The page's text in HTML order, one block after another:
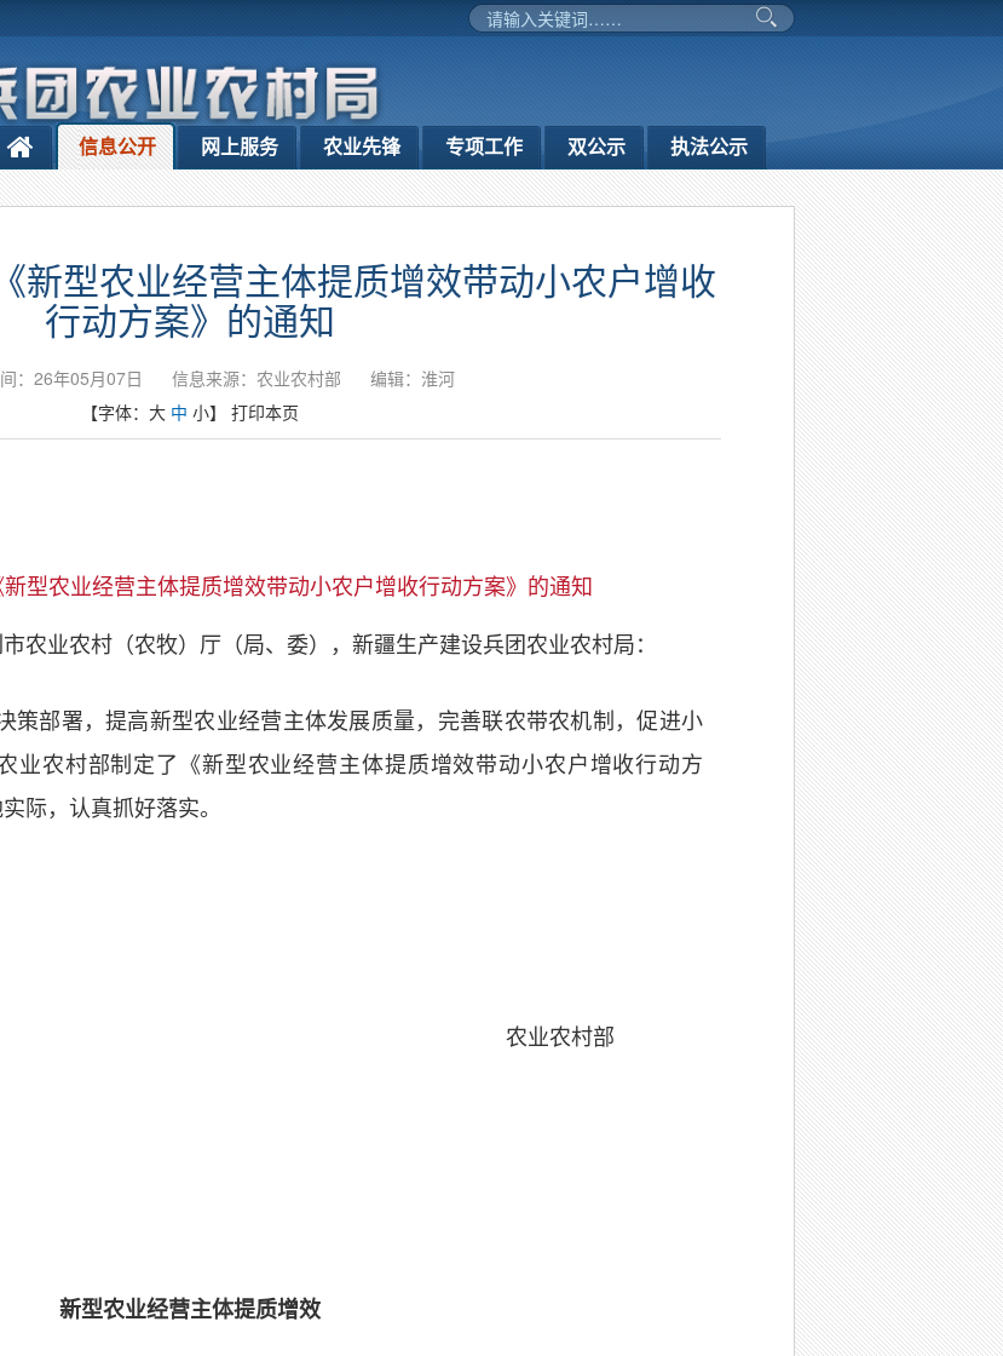
信息公开 网上服务 农业先锋 专项工作 双公示 执法公示
新型农业经营主体提质增效带动小农户增收
行动方案》的通知
：26年05月07日 信息来源：农业农村部
编辑：淮河
【字体： 大 中 小】 打印本页
型农业经营主体提质增效带动小农户增收行动方案》的通知
农业农村（农牧）厅（局、委），新疆生产建设兵团农业农村局：
策部署，提高新型农业经营主体发展质量，完善联农带农机制，促进小
业农村部制定了《新型农业经营主体提质增效带动小农户增收行动方
际，认真抓好落实。
农业农村部
新型农业经营主体提质增效